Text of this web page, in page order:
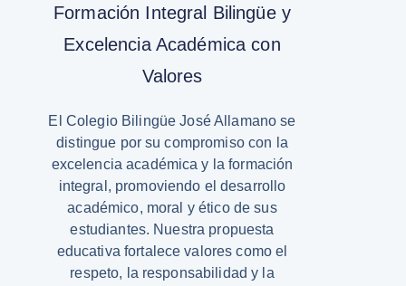
Formación Integral Bilingüe y
Excelencia Académica con
Valores
El Colegio Bilingüe José Allamano se
distingue por su compromiso con la
excelencia académica y la formación
integral, promoviendo el desarrollo
académico, moral y ético de sus
estudiantes. Nuestra propuesta
educativa fortalece valores como el
respeto, la responsabilidad y la